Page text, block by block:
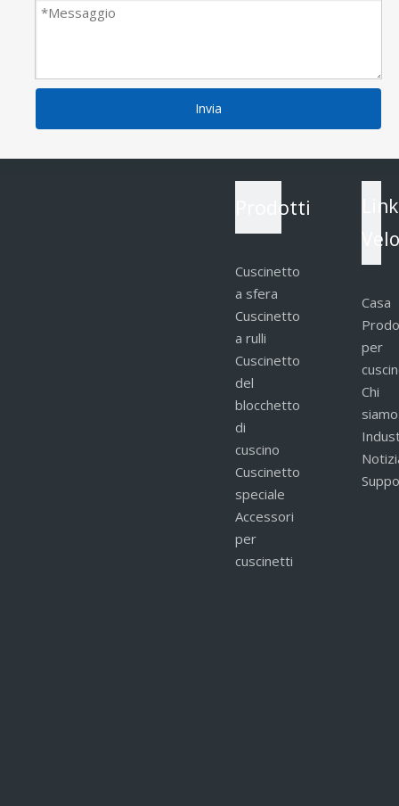
Invia
Prodotti
Cuscinetto
a sfera
Cuscinetto
a rulli
Cuscinetto
del
blocchetto
di
cuscino
Cuscinetto
speciale
Accessori
per
cuscinetti
Link
Casa
per
Chi
siamo